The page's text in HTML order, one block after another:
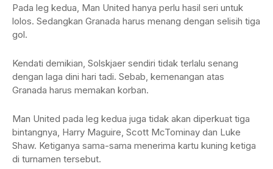
Pada leg kedua, Man United hanya perlu hasil seri untuk
lolos. Sedangkan Granada harus menang dengan selisih tiga
gol.
Kendati demikian, Solskjaer sendiri tidak terlalu senang
dengan laga dini hari tadi. Sebab, kemenangan atas
Granada harus memakan korban.
Man United pada leg kedua juga tidak akan diperkuat tiga
bintangnya, Harry Maguire, Scott McTominay dan Luke
Shaw. Ketiganya sama-sama menerima kartu kuning ketiga
di turnamen tersebut.